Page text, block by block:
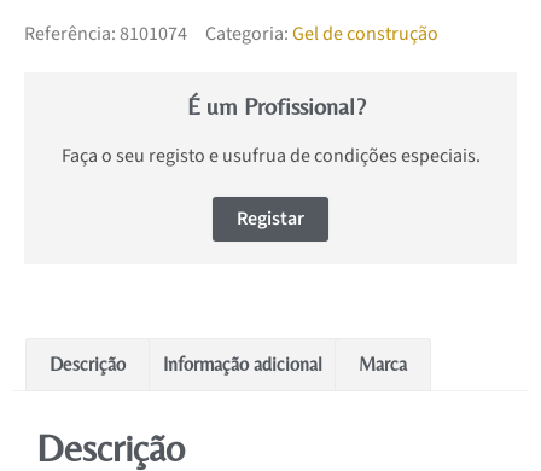
Referência:8101074 Categoria:Gel de construção
É um Profissional?
Faça o seu registo e usufrua de condições especiais.
Registar
Descrição Informação adicional Marca
Descrição